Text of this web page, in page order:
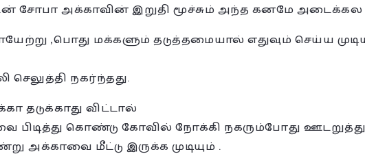
சோபா அக்காவின் இறுதி மூச்சும் அந்த கனமே
,பொது மக்களும் தடுத்தமையால் எதுவும் செய்ய
நகர்ந்தது.
தடுக்காது விட்டால்
பிடித்து கொண்டு கோவில் நோக்கி நகரும்போது ஊடறுத்து
அக்காவை மீட்டு இருக்க முடியும் .